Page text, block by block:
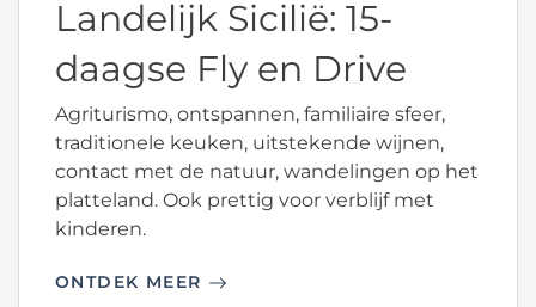
Landelijk Sicilië: 15-
daagse Fly en Drive
Agriturismo, ontspannen, familiaire sfeer,
traditionele keuken, uitstekende wijnen,
contact met de natuur, wandelingen op het
platteland. Ook prettig voor verblijf met
kinderen.
ONTDEK MEER